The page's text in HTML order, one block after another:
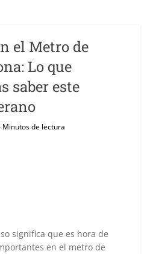
el Metro de
Lo que
saber este
Minutos de lectura
significa que es hora de
en el metro de